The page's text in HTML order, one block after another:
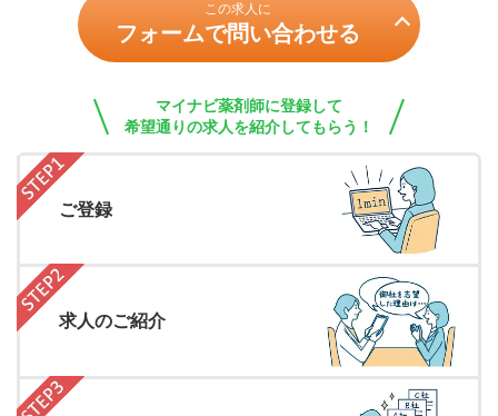
この求人に
フォームで問い合わせる
マイナビ薬剤師に登録して
希望通りの求人を紹介してもらう！
ご登録
求人のご紹介